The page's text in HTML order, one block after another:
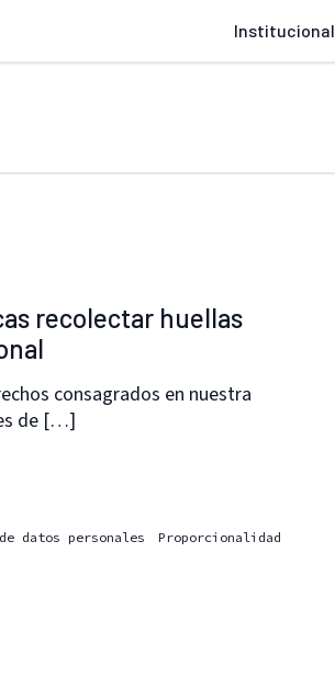
Institucional
recolectar huellas
consagrados en nuestra
de […]
datos personales
Proporcionalidad